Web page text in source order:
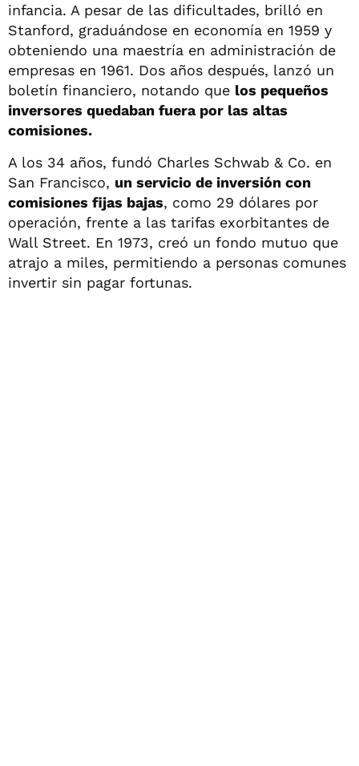
infancia. A pesar de las dificultades, brilló en
Stanford, graduándose en economía en 1959 y
obteniendo una maestría en administración de
empresas en 1961. Dos años después, lanzó un
boletín financiero, notando que los pequeños
inversores quedaban fuera por las altas
comisiones.
A los 34 años, fundó Charles Schwab & Co. en
San Francisco, un servicio de inversión con
comisiones fijas bajas, como 29 dólares por
operación, frente a las tarifas exorbitantes de
Wall Street. En 1973, creó un fondo mutuo que
atrajo a miles, permitiendo a personas comunes
invertir sin pagar fortunas.